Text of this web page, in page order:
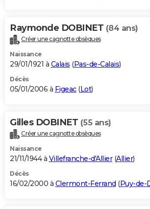
Raymonde DOBINET (84 ans)
Créer une cagnotte obsèques
Naissance
29/01/1921 à Calais (Pas-de-Calais)
Décès
05/01/2006 à Figeac(Lot)
Gilles DOBINET (55 ans)
Créer une cagnotte obsèques
Naissance
21/11/1944 à Villefranche-d'Allier(Allier)
Décès
16/02/2000 à Clermont-Ferrand (Puy-de-